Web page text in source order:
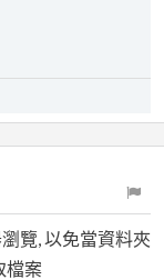
覽, 以免當資料夾
檔案